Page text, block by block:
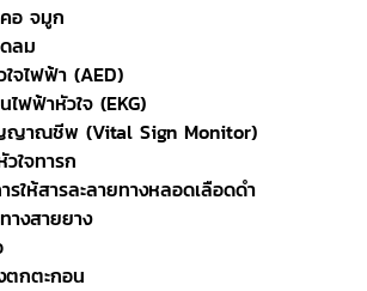
อ จมูก
ลม
ใจไฟฟ้า (AED)
ไฟฟ้าหัวใจ (EKG)
ญาณชีพ (Vital Sign Monitor)
ใจทารก
รให้สารละลายทางหลอดเลือดดำ
างสายยาง
ตกตะกอน